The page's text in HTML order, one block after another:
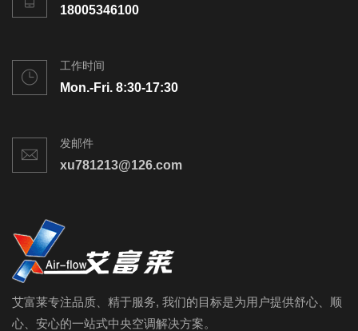
18005346100
工作时间
Mon.-Fri. 8:30-17:30
发邮件
xu781213@126.com
艾富莱专注品质、精于服务, 我们的目标是为用户提供舒心、顺
心、安心的一站式中央空调解决方案。